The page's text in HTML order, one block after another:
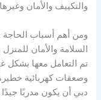
والتكييف والأمان
ومن أهم أسباب الحاجة
السلامة والأمان
تم التعامل معها
وصعقات كهربائية
دبي أن يكون مدربًا جيدًا